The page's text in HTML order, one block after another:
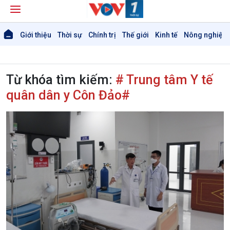
Giới thiệu Thời sự Chính trị Thế giới Kinh tế Nông nghiệp
Thời sự 18h
Thời sự 21h30
Bản tin
Chuyên mục
Theo dòng Thời sự
Chính trị
Từ khóa tìm kiếm: # Trung tâm Y tế
quân dân y Côn Đảo#